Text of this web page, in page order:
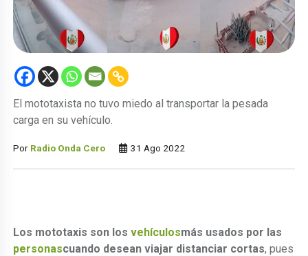
El mototaxista no tuvo miedo al transportar la pesada
carga en su vehículo.
Por Radio Onda Cero 31 Ago 2022
Los mototaxis son losvehículosmás usados por las
personascuando desean viajar distanciar cortas, pues